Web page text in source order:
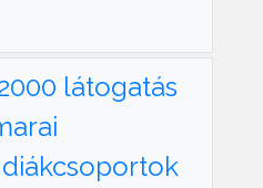
látogatás